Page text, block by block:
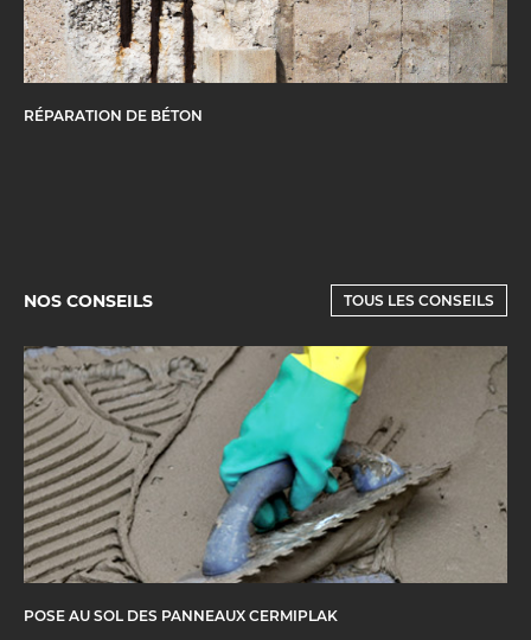
RÉPARATION DE BÉTON
NOS CONSEILS TOUS LES CONSEILS
POSE AU SOL DES PANNEAUX CERMIPLAK